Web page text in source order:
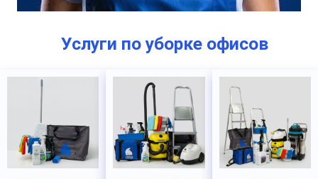
Услуги по уборке офисов